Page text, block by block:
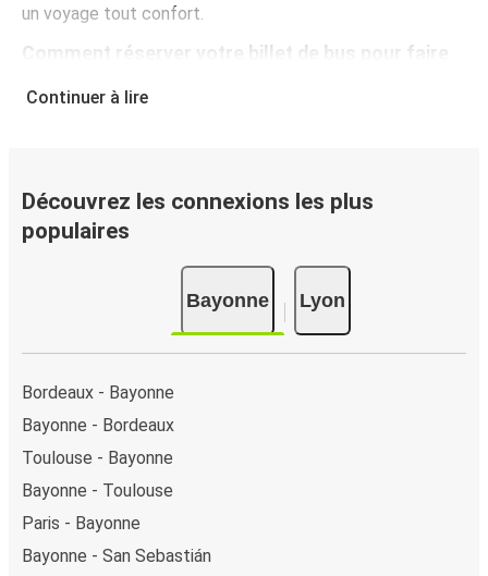
un voyage tout confort.
Comment réserver votre billet de bus pour faire
en ligne, vous pouvez choisir entre différents modes de
paiement sécurisés : carte bancaire, PayPal, Google Pay
ou encore Apple Pay. Vous pouvez également payer en
espèces (dans un point de vente ou lorsque vous montez
Continuer à lire
Découvrez les connexions les plus
populaires
Bayonne Lyon
Bordeaux - Bayonne
Bayonne - Bordeaux
Toulouse - Bayonne
Bayonne - Toulouse
Paris - Bayonne
Bayonne - San Sebastián